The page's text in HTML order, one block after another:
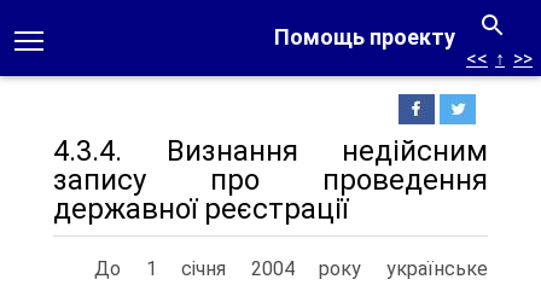
Помощь проекту
<< ↑ >>
4.3.4. Визнання недійсним
запису про проведення
державної реєстрації
До 1 січня 2004 року українське